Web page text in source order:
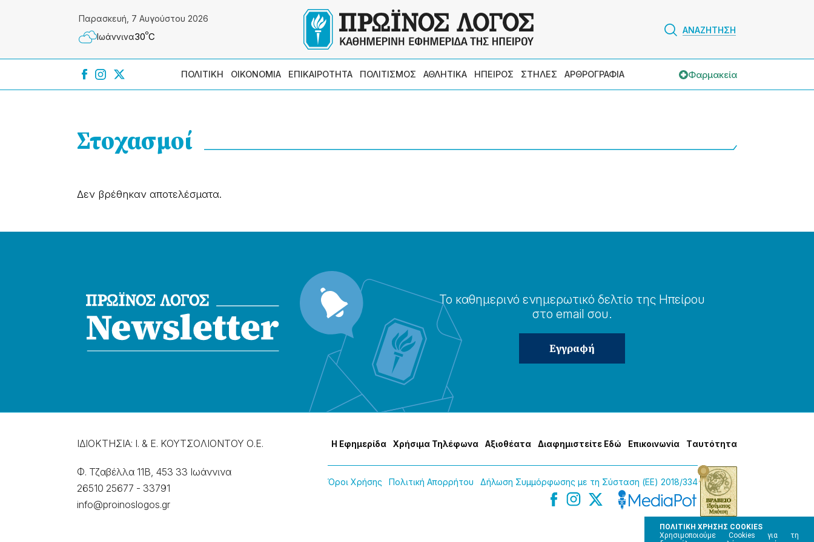
ΠΟΛΙΤΙΚΗ ΧΡΗΣΗΣ COOKIES
Χρησιμοποιούμε Cookies για τη
Παρασκευή, 7 Αυγούστου 2026
Ιωάννɩνα30ºC
ΑΝΑΖΗΤΗΣΗ
ΠΟΛΙΤΙΚΗ ΟΙΚΟΝΟΜΙΑ ΕΠΙΚΑΙΡΟΤΗΤΑ ΠΟΛΙΤΙΣΜΟΣ ΑΘΛΗΤΙΚΑ ΗΠΕΙΡΟΣ ΣΤΗΛΕΣ ΑΡΘΡΟΓΡΑΦΙΑ Φαρμακεία
Στοχασμοί
Δεν βρέθηκαν αποτελέσματα.
Το καθημερɩνό ενημερωτɩκό δελτίο της Ηπείρου
στο email σου.
ΙΔΙΟΚΤΗΣΙΑ: Ι. & Ε. ΚΟΥΤΣΟΛΙΟΝΤΟΥ Ο.Ε.
Φ. Τζαβέλλα 11Β, 453 33 Ιωάννɩνα
26510 25677 - 33791
info@proinoslogos.gr
Η Εφημερίδα Χρήσɩμα Τηλέφωνα Αξɩοθέατα Δɩαφημɩστείτε Εδώ Επɩκοɩνωνία Tαυτότητα
Όροɩ Χρήσης Πολɩτɩκή Απορρήτου Δήλωση Συμμόρφωσης με τη Σύσταση (ΕΕ) 2018/334